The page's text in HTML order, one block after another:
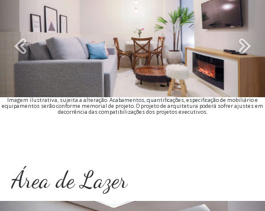
Previous
Imagem ilustrativa, sujeita a alteração. Acabamentos, quantificações, especificação de mobiliário e
equipamentos serão conforme memorial de projeto. O projeto de arquitetura poderá sofrer ajustes em
decorrência das compatibilizações dos projetos executivos.
Área de Lazer